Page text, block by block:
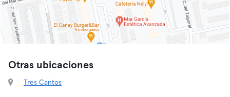
Otras ubicaciones
Tres Cantos